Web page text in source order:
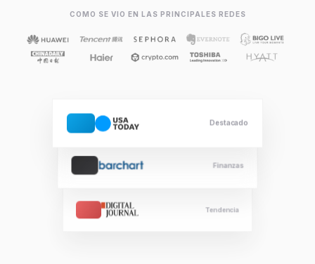
COMO SE VIO EN LAS PRINCIPALES REDES
Destacado
Finanzas
Tendencia